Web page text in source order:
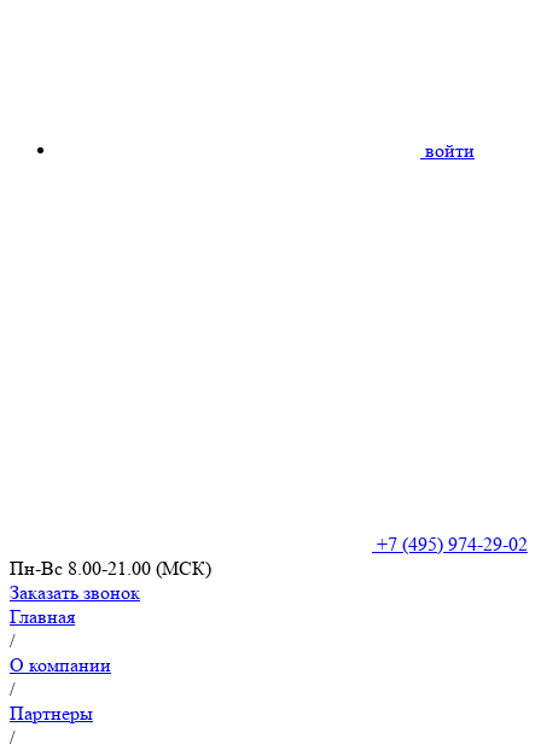
войти
+7 (495) 974-29-02
Пн-Вс 8.00-21.00 (МСК)
Заказать звонок
Главная
/
О компании
/
Партнеры
/